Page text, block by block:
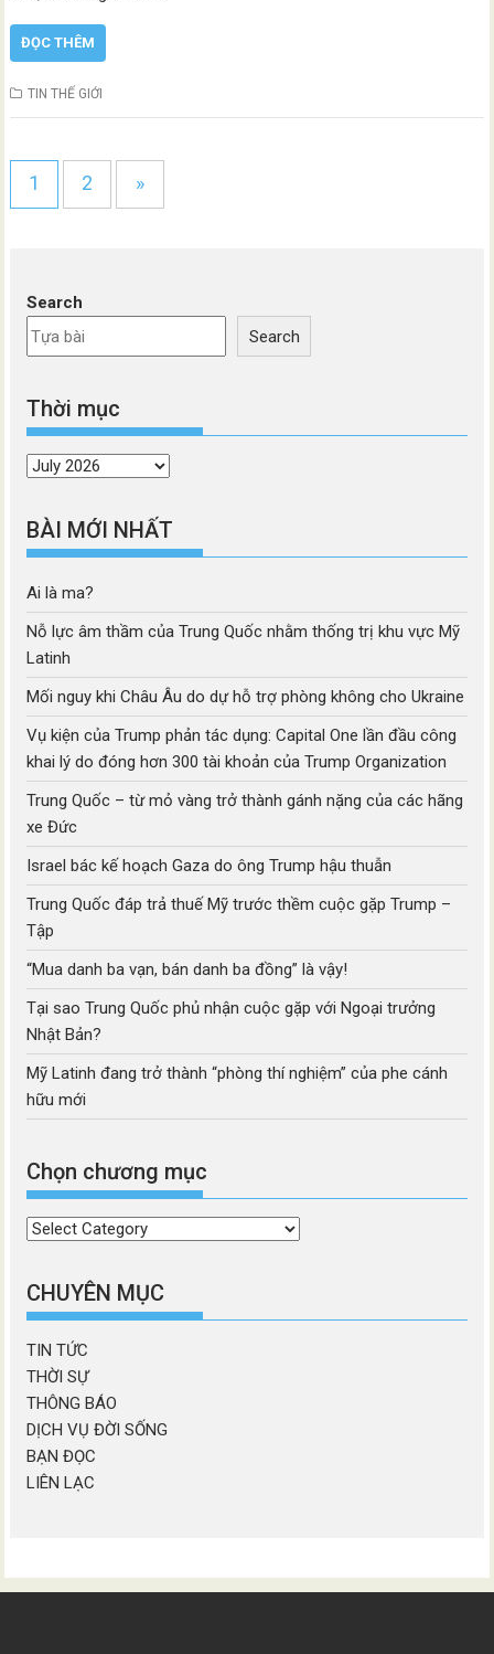
ĐỌC THÊM
TIN THẾ GIỚI
1 2 »
Search
Search
Thời mục
Thời
BÀI MỚI NHẤT
Ai là ma?
Nỗ lực âm thầm của Trung Quốc nhằm thống trị khu vực Mỹ
Latinh
Mối nguy khi Châu Âu do dự hỗ trợ phòng không cho Ukraine
Vụ kiện của Trump phản tác dụng: Capital One lần đầu công
khai lý do đóng hơn 300 tài khoản của Trump Organization
Trung Quốc – từ mỏ vàng trở thành gánh nặng của các hãng
xe Đức
Israel bác kế hoạch Gaza do ông Trump hậu thuẫn
Trung Quốc đáp trả thuế Mỹ trước thềm cuộc gặp Trump –
Tập
“Mua danh ba vạn, bán danh ba đồng” là vậy!
Tại sao Trung Quốc phủ nhận cuộc gặp với Ngoại trưởng
Nhật Bản?
Mỹ Latinh đang trở thành “phòng thí nghiệm” của phe cánh
hữu mới
Chọn chương mục
Chọn
mục
CHUYÊN MỤC
TIN TỨC
THỜI SỰ
THÔNG BÁO
DỊCH VỤ ĐỜI SỐNG
BẠN ĐỌC
LIÊN LẠC